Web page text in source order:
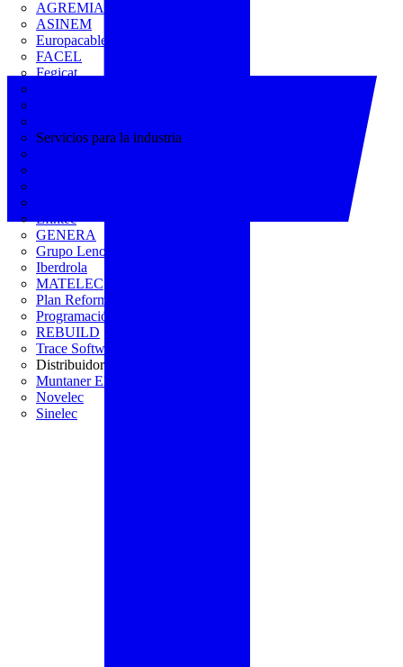
AGREMIA
ASINEM
Europacable
FACEL
Fegicat
Servicios para la industria
Efintec
GENERA
Grupo Lenor
Iberdrola
MATELEC
Plan Reforma
Programación Integral
REBUILD
Trace Software
Distribuidor
Muntaner Electro
Novelec
Sinelec